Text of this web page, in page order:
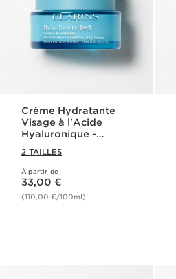
Crème Hydratante
Visage à l'Acide
Hyaluronique -
2 TAILLES
À partir de
Nouveau prix 33,00 €
33,00 €
(110,00 €/100ml)